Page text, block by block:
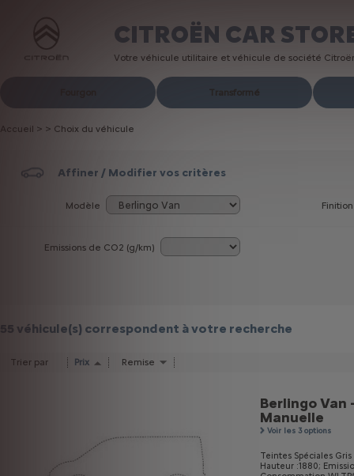
CITROËN CAR
Votre véhicule utilitaire et véhicule de société
Transformé
Accueil > > Choix du véhicule
Affiner / Modifier vos critères
Modèle Finition
Emissions de CO2 (g/km)
55 véhicule(s) correspondent à votre recherche
Trier par Prix Remise
Berlingo Van
Manuelle
Voir les 3 options
Teintes Spéciales
Hauteur :1880;